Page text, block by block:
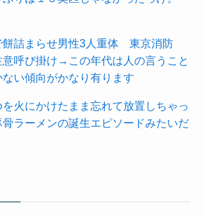
餅詰まらせ男性3人重体 東京消防
意呼び掛け→この年代は人の言うこと
ない傾向がかなり有ります
を火にかけたまま忘れて放置しちゃっ
ラーメンの誕生エピソードみたいだ